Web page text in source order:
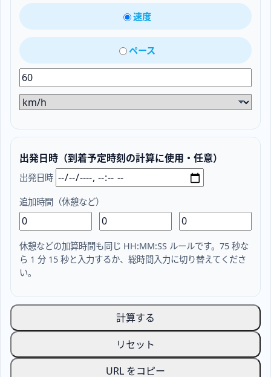
速度
ペース
出発日時（到着予定時刻の計算に使用・任意）
出発日時
追加時間（休憩など）
休憩などの加算時間も同じ HH:MM:SS ルールです。75 秒な
ら 1 分 15 秒と入力するか、総時間入力に切り替えてくださ
い。
計算する
リセット
URL をコピー